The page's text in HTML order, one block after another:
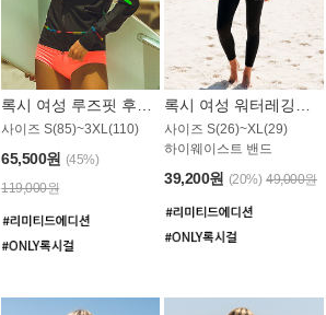
사이즈 S(85)~3XL(110)
65,500원 (45%)
119,000원
사이즈 S(26)~XL(29)
하이웨이스트 밴드
39,200원 (20%) 49,000원